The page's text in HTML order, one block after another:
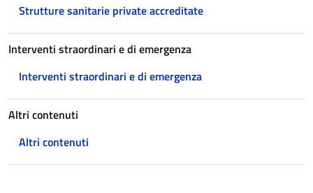
Strutture sanitarie private accreditate
Interventi straordinari e di emergenza
Interventi straordinari e di emergenza
Altri contenuti
Altri contenuti